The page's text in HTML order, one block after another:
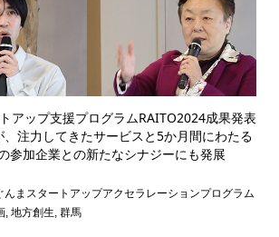
アップ支援プログラムRAITO2024成果発表
注力してきたサービスと5か月間にわたる
参加企業との新たなシナジーにも発展
んまスタートアップアクセラレーションプログラム
, 地方創生, 群馬